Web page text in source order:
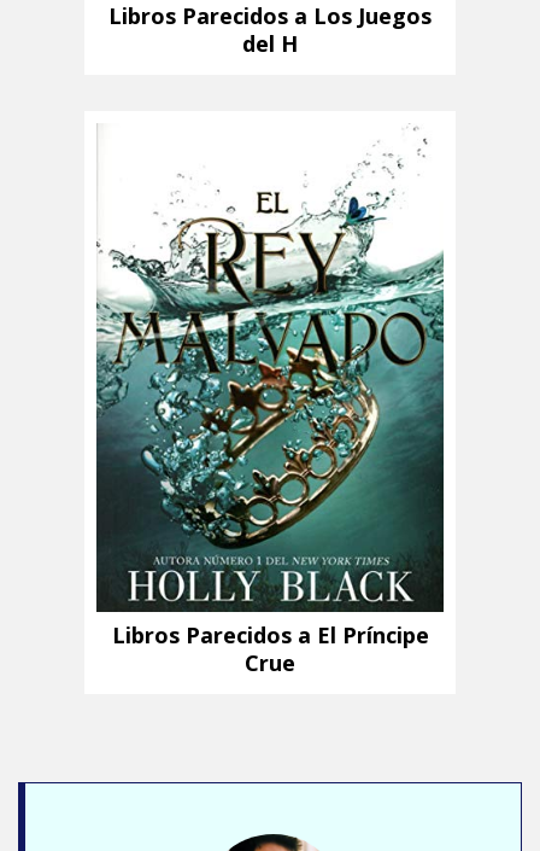
Libros Parecidos a Los Juegos
del H
Libros Parecidos a El Príncipe
Crue